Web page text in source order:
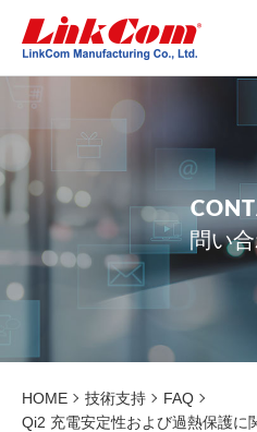
CO NT
問い
HOME 技術支持
FAQ
Qi2 充電安定性および過熱保護に